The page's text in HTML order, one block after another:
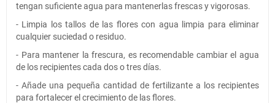
tengan suficiente agua para mantenerlas frescas y vigorosas.
- Limpia los tallos de las flores con agua limpia para eliminar
cualquier suciedad o residuo.
- Para mantener la frescura, es recomendable cambiar el agua
de los recipientes cada dos o tres días.
- Añade una pequeña cantidad de fertilizante a los recipientes
para fortalecer el crecimiento de las flores.